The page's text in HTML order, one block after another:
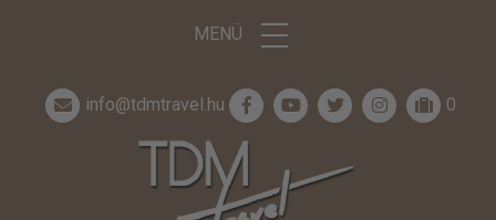
MENÜ
info@tdmtravel.hu 0